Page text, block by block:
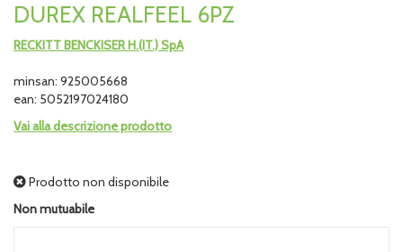
DUREX REALFEEL 6PZ
RECKITT BENCKISER H.(IT.) SpA
minsan: 925005668
ean: 5052197024180
Vai alla descrizione prodotto
Prodotto non disponibile
Non mutuabile